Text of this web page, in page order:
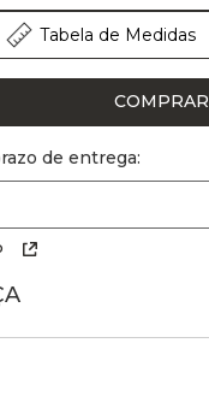
Tabela de Medidas
COMPRAR
de entrega: